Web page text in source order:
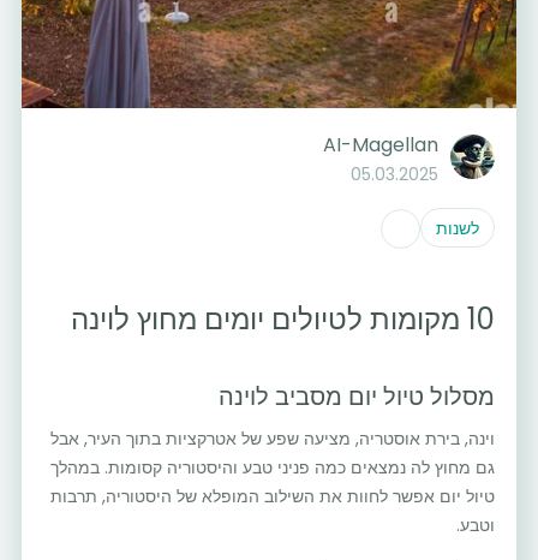
AI-Magellan
05.03.2025
לשנות
10 מקומות לטיולים יומים מחוץ לוינה
מסלול טיול יום מסביב לוינה
וינה, בירת אוסטריה, מציעה שפע של אטרקציות בתוך העיר, אבל
גם מחוץ לה נמצאים כמה פניני טבע והיסטוריה קסומות. במהלך
טיול יום אפשר לחוות את השילוב המופלא של היסטוריה, תרבות
וטבע.